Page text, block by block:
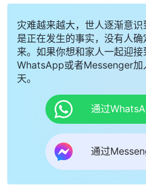
灾难越来越大，世人逐渐意
是正在发生的事实，没有人
来。如果你想和家人一起迎
WhatsApp或者Messenger加
天。
通过
通过